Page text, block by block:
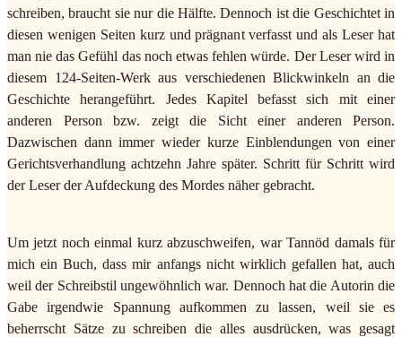
schreiben, braucht sie nur die Hälfte. Dennoch ist die Geschichtet in
diesen wenigen Seiten kurz und prägnant verfasst und als Leser hat
man nie das Gefühl das noch etwas fehlen würde. Der Leser wird in
diesem 124-Seiten-Werk aus verschiedenen Blickwinkeln an die
Geschichte herangeführt. Jedes Kapitel befasst sich mit einer
anderen Person bzw. zeigt die Sicht einer anderen Person.
Dazwischen dann immer wieder kurze Einblendungen von einer
Gerichtsverhandlung achtzehn Jahre später. Schritt für Schritt wird
der Leser der Aufdeckung des Mordes näher gebracht.
Um jetzt noch einmal kurz abzuschweifen, war Tannöd damals für
mich ein Buch, dass mir anfangs nicht wirklich gefallen hat, auch
weil der Schreibstil ungewöhnlich war. Dennoch hat die Autorin die
Gabe irgendwie Spannung aufkommen zu lassen, weil sie es
beherrscht Sätze zu schreiben die alles ausdrücken, was gesagt